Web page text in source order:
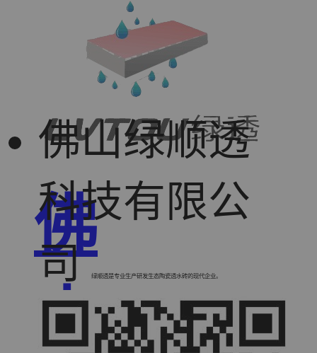
佛
山
佛山绿顺透
科技有限公
司
绿顺透是专业生产研发生态陶瓷透水砖的现代企业。